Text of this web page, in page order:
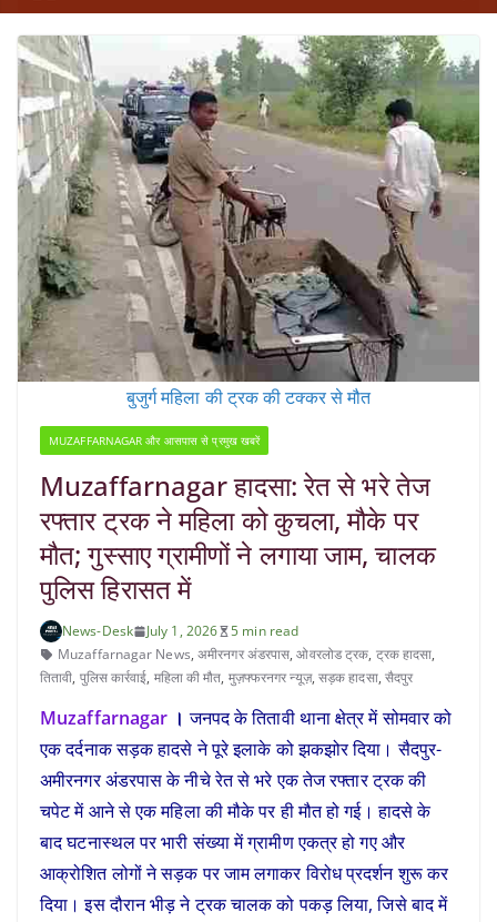
बुजुर्ग महिला की ट्रक की टक्कर से मौत
MUZAFFARNAGAR और आसपास से प्रमुख खबरें
Muzaffarnagar हादसा: रेत से भरे तेज
रफ्तार ट्रक ने महिला को कुचला, मौके पर
मौत; गुस्साए ग्रामीणों ने लगाया जाम, चालक
पुलिस हिरासत में
News-Desk July 1, 2026
5 min read
Muzaffarnagar News,अमीरनगर अंडरपास,ओवरलोड ट्रक, ट्रक हादसा,
तितावी, पुलिस कार्रवाई, महिला की मौत, मुज़फ्फरनगर न्यूज़, सड़क हादसा, सैदपुर
Muzaffarnagar । जनपद के तितावी थाना क्षेत्र में सोमवार को
एक दर्दनाक सड़क हादसे ने पूरे इलाके को झकझोर दिया। सैदपुर-
अमीरनगर अंडरपास के नीचे रेत से भरे एक तेज रफ्तार ट्रक की
चपेट में आने से एक महिला की मौके पर ही मौत हो गई। हादसे के
बाद घटनास्थल पर भारी संख्या में ग्रामीण एकत्र हो गए और
आक्रोशित लोगों ने सड़क पर जाम लगाकर विरोध प्रदर्शन शुरू कर
दिया। इस दौरान भीड़ ने ट्रक चालक को पकड़ लिया, जिसे बाद में